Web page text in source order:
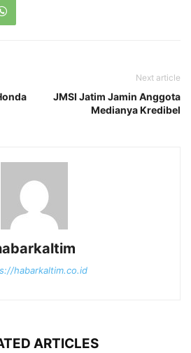
Next article
JMSI Jatim Jamin Anggota
Medianya Kredibel
habarkaltim.co.id
ARTICLES